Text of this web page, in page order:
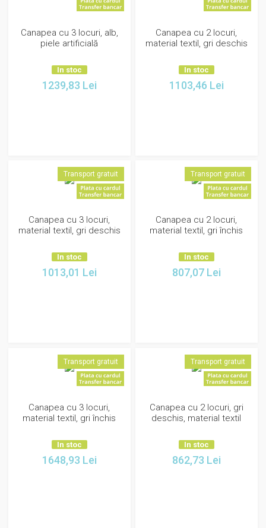
Canapea cu 3 locuri, alb,
piele artificială
In stoc
1239,83 Lei
Canapea cu 2 locuri,
material textil, gri deschis
In stoc
1103,46 Lei
Transport gratuit
Canapea cu 3 locuri,
material textil, gri deschis
In stoc
1013,01 Lei
Transport gratuit
Canapea cu 2 locuri,
material textil, gri închis
In stoc
807,07 Lei
Transport gratuit
Canapea cu 3 locuri,
material textil, gri închis
In stoc
1648,93 Lei
Transport gratuit
Canapea cu 2 locuri, gri
deschis, material textil
In stoc
862,73 Lei